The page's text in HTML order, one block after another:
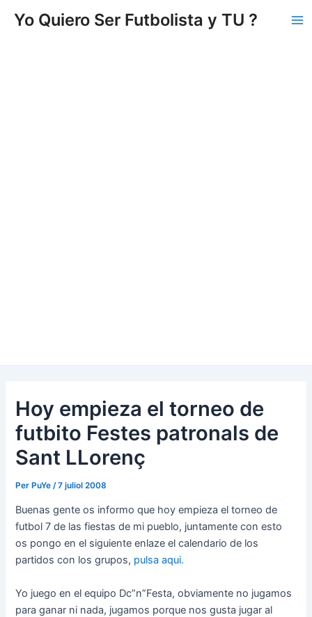
Yo Quiero Ser Futbolista y TU ?
Hoy empieza el torneo de
futbito Festes patronals de
Sant LLorenç
Per PuYe/7 juliol 2008
Buenas gente os informo que hoy empieza el torneo de
futbol 7 de las fiestas de mi pueblo, juntamente con esto
os pongo en el siguiente enlaze el calendario de los
partidos con los grupos, pulsa aqui.
Yo juego en el equipo Dc”n”Festa, obviamente no jugamos
para ganar ni nada, jugamos porque nos gusta jugar al